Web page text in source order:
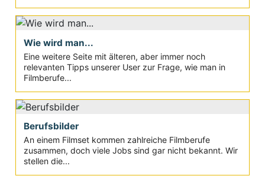
Wie wird man...
Eine weitere Seite mit älteren, aber immer noch
relevanten Tipps unserer User zur Frage, wie man in
Filmberufe...
Berufsbilder
An einem Filmset kommen zahlreiche Filmberufe
zusammen, doch viele Jobs sind gar nicht bekannt. Wir
stellen die...